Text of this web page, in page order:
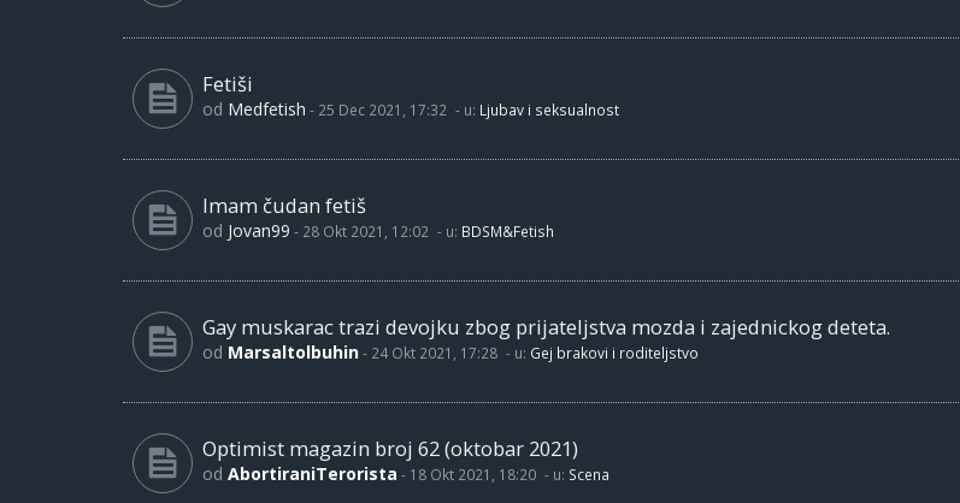
Fetiši
od Medfetish - 25 Dec 2021, 17:32 - u: Ljubav i seksualnost
Imam čudan fetiš
od Jovan99 - 28 Okt 2021, 12:02 - u: BDSM&Fetish
Gay muskarac trazi devojku zbog prijateljstva mozda i zajednickog deteta.
od Marsaltolbuhin- 24 Okt 2021, 17:28 - u: Gej brakovi i roditeljstvo
Optimist magazin broj 62 (oktobar 2021)
od AbortiraniTerorista - 18 Okt 2021, 18:20 - u: Scena